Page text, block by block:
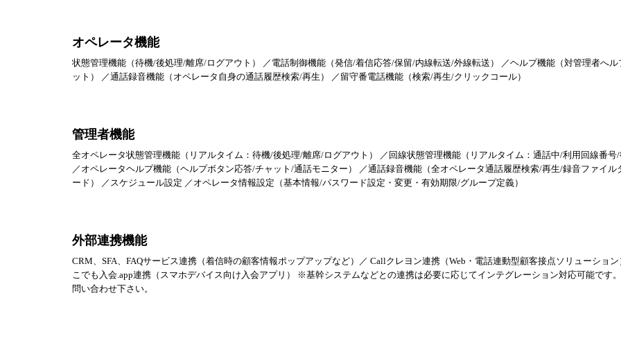
オペレータ機能
状態管理機能（待機/後処理/離席/ログアウト） ／電話制御機能（発信/着信応答/保留/内線転送/外線転送） ／ヘルプ機能（対管理者へル
ット） ／通話録音機能（オペレータ自身の通話履歴検索/再生） ／留守番電話機能（検索/再生/クリックコール）
管理者機能
全オペレータ状態管理機能（リアルタイム：待機/後処理/離席/ログアウト） ／回線状態管理機能（リアルタイム：通話中/利用回線番号/
／オペレータヘルプ機能（ヘルプボタン応答/チャット/通話モニター） ／通話録音機能（全オペレータ通話履歴検索/再生/録音ファイル
ード） ／スケジュール設定 ／オペレータ情報設定（基本情報/パスワード設定・変更・有効期限/グループ定義）
外部連携機能
CRM、SFA、FAQサービス連携（着信時の顧客情報ポップアップなど）／ Callクレヨン連携（Web・電話連動型顧客接点ソリューション
こでも入会.app連携（スマホデバイス向け入会アプリ） ※基幹システムなどとの連携は必要に応じてインテグレーション対応可能です
問い合わせ下さい。